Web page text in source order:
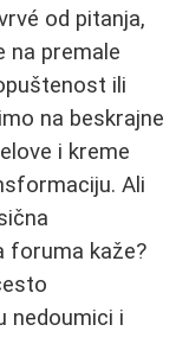
od pitanja,
na premale
ili
na beskrajne
i kreme
Ali
foruma kaže?
nedoumici i